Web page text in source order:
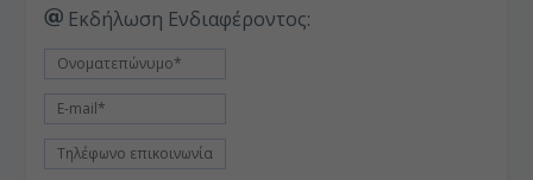
Εκδήλωση Ενδιαφέροντος: